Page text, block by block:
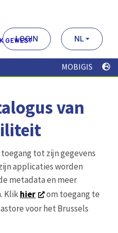
LOGIN NL
MOBIGIS
van
tot zijn gegevens
applicaties worden
metadata en meer
Klikhier
om toegang te
voor het Brussels